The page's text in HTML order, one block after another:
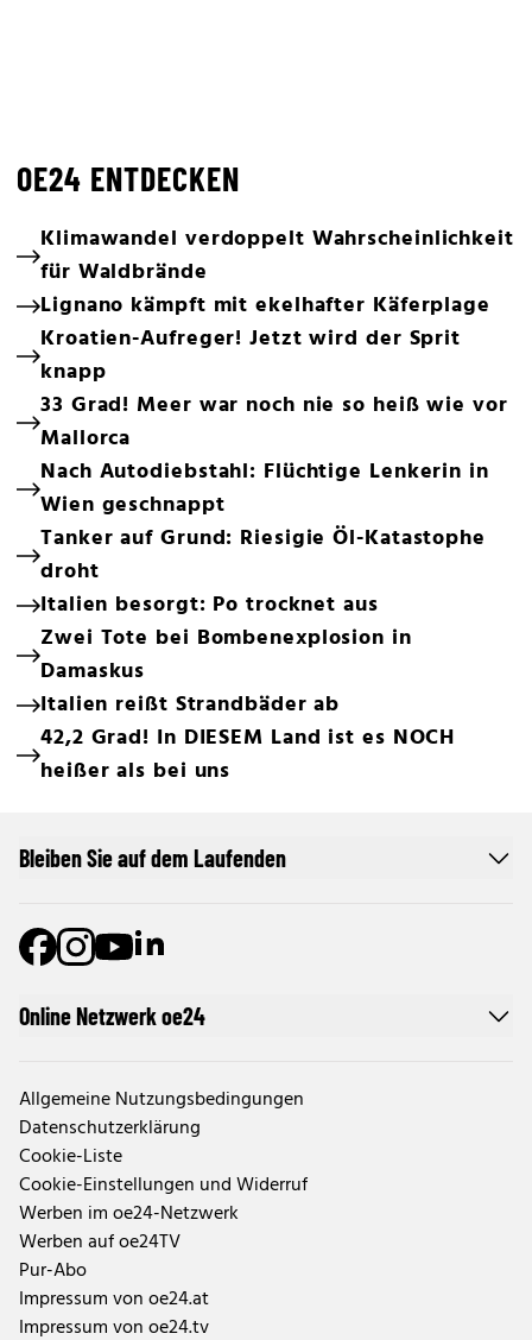
OE24 ENTDECKEN
Klimawandel verdoppelt Wahrscheinlichkeit
für Waldbrände
Lignano kämpft mit ekelhafter Käferplage
Kroatien-Aufreger! Jetzt wird der Sprit
knapp
33 Grad! Meer war noch nie so heiß wie vor
Mallorca
Nach Autodiebstahl: Flüchtige Lenkerin in
Wien geschnappt
Tanker auf Grund: Riesigie Öl-Katastophe
droht
Italien besorgt: Po trocknet aus
Zwei Tote bei Bombenexplosion in
Damaskus
Italien reißt Strandbäder ab
42,2 Grad! In DIESEM Land ist es NOCH
heißer als bei uns
Online Netzwerk oe24
Allgemeine Nutzungsbedingungen
Datenschutzerklärung
Cookie-Liste
Cookie-Einstellungen und Widerruf
Werben im oe24-Netzwerk
Werben auf oe24TV
Pur-Abo
Impressum von oe24.at
Impressum von oe24.tv
Bleiben Sie auf dem Laufenden